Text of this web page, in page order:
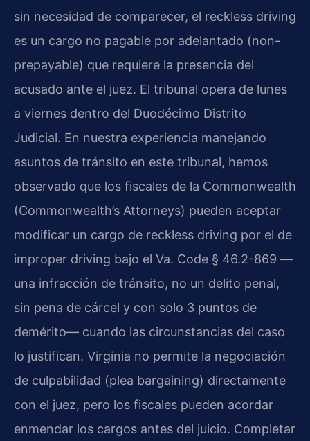
sin necesidad de comparecer, el reckless driving
es un cargo no pagable por adelantado (non-
prepayable) que requiere la presencia del
acusado ante el juez. El tribunal opera de lunes
a viernes dentro del Duodécimo Distrito
Judicial. En nuestra experiencia manejando
asuntos de tránsito en este tribunal, hemos
observado que los fiscales de la Commonwealth
(Commonwealth’s Attorneys) pueden aceptar
modificar un cargo de reckless driving por el de
improper driving bajo el Va. Code § 46.2-869 —
una infracción de tránsito, no un delito penal,
sin pena de cárcel y con solo 3 puntos de
demérito— cuando las circunstancias del caso
lo justifican. Virginia no permite la negociación
de culpabilidad (plea bargaining) directamente
con el juez, pero los fiscales pueden acordar
enmendar los cargos antes del juicio. Completar